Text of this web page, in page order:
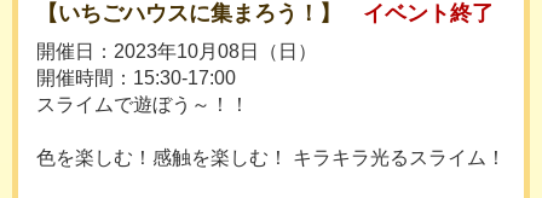
【いちごハウスに集まろう！】
イベント終了
開催日：2023年10月08日（日）
開催時間：15:30-17:00
スライムで遊ぼう～！！
色を楽しむ！感触を楽しむ！ キラキラ光るスライム！